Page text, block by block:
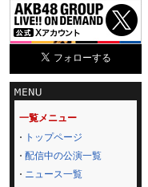
一覧メニュー
トップページ
配信中の公演一覧
ニュース一覧